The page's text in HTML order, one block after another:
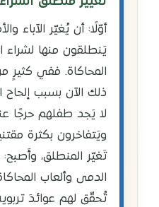
أوّلًا: أن يُغيّر الآباء
يَنطلقون منها لشراء
المحاكاة. ففي كثيرٍ
ذلك الآن بسبب
لا يَجد طفلهم حرجًا
ويَتفاخرون بكثرة
تَغيّر المنطلق،
الدمى وألعاب
تُحقّق لهم عوائدَ